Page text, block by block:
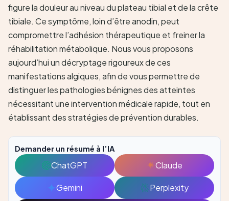
figure la douleur au niveau du plateau tibial et de la crête
tibiale. Ce symptôme, loin d’être anodin, peut
compromettre l’adhésion thérapeutique et freiner la
réhabilitation métabolique. Nous vous proposons
aujourd’hui un décryptage rigoureux de ces
manifestations algiques, afin de vous permettre de
distinguer les pathologies bénignes des atteintes
nécessitant une intervention médicale rapide, tout en
établissant des stratégies de prévention durables.
Demander un résumé à l’IA
ChatGPT
Ouvrir
avec
Claude
Ouvrir
avec
Claude
Gemini
Ouvrir
Perplexity
Ouvrir